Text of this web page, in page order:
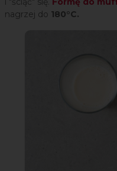
nagrzej do 180°C.